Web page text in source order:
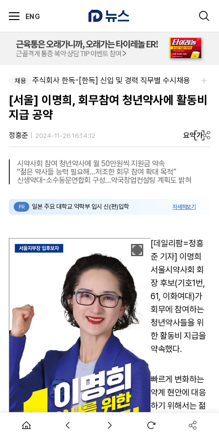
ENG
채용 신신제약-세종공장 품질관리약사(사원~과장)
채용 주식회사 한독-[한독] 신입 및 경력 직무별 수시채용
[서울] 이명희, 회무참여 청년약사에 활동비
지급 공약
정흥준 2024-11-26 16:14:12 요약가
시약사회 참여 청년약사에 월 50만원씩 지원금 약속
"젊은 약사들 능력 필요해...저조한 회무 참여 확대 목적”
신생약대-소수동문연합회 구성...약국창업컨설팅 계획도 밝혀
PR 일본 주요 대학교 약학부 입시 신(편)입학 자세히보기
[데일리팜=정흥
준 기자] 이명희
서울시약사회 회
장 후보(기호1번,
61, 이화여대)가
회무에 참여하는
청년약사들을 위
한 활동비 지급을
약속했다.
빠르게 변화하는
약계 현안에 대응
하기 위해서는 젊
은 약사들의 역할
이 필요하지만, 그